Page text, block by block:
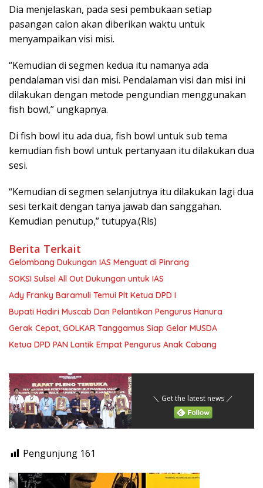
Dia menjelaskan, pada sesi pembukaan setiap
pasangan calon akan diberikan waktu untuk
menyampaikan visi misi.
“Kemudian di segmen kedua itu namanya ada
pendalaman visi dan misi. Pendalaman visi dan misi ini
dilakukan dengan metode pengundian menggunakan
fish bowl,” ungkapnya.
Di fish bowl itu ada dua, fish bowl untuk sub tema
kemudian fish bowl untuk pertanyaan itu dilakukan dua
sesi.
“Kemudian di segmen selanjutnya itu dilakukan lagi dua
sesi terkait dengan tanya jawab dan sanggahan.
Kemudian penutup,” tutupya.(Rls)
Berita Terkait
Gelombang Dukungan IAS Menguat di Pinrang
SOKSI Sulsel All Out Dukungan untuk IAS
Ady Franky Baramuli Temui Plt Ketua DPD I
Bupati Hadiri Muscab Dan Pelantikan Pengurus Hanura
Gerak Cepat, GOLKAR Tanggamus Siap Gelar MUSDA
Ketua DPD PAN Lantik Empat Pengurus Anak Cabang
＼ Get the latest news ／
Pengunjung 161